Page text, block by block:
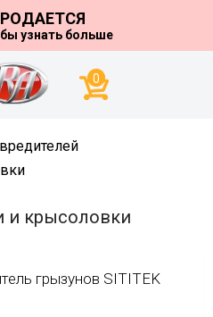
узнать больше
0
крысоловки
грызунов SITITEK